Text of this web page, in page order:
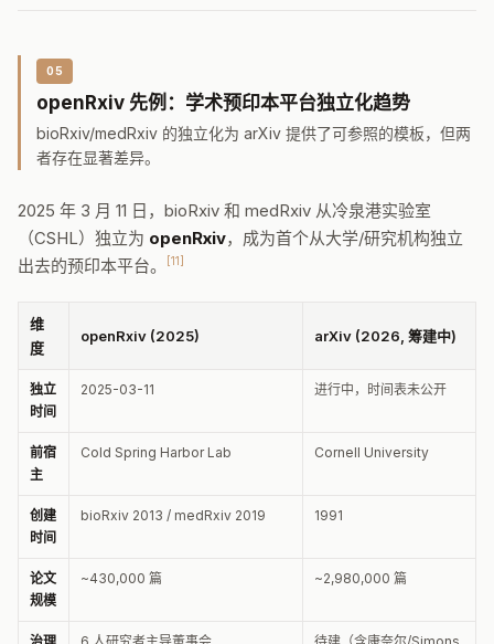
05
openRxiv 先例：学术预印本平台独立化趋势
bioRxiv/medRxiv 的独立化为 arXiv 提供了可参照的模板，但两
者存在显著差异。
2025 年 3 月 11 日，bioRxiv 和 medRxiv 从冷泉港实验室
（CSHL）独立为 openRxiv，成为首个从大学/研究机构独立
出去的预印本平台。
[11]
维
度
openRxiv (2025) arXiv (2026, 筹建中)
独立
时间
2025-03-11 进行中，时间表未公开
前宿
主
Cold Spring Harbor Lab Cornell University
创建
时间
bioRxiv 2013 / medRxiv 2019 1991
论文
规模
~430,000 篇 ~2,980,000 篇